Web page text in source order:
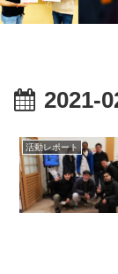
2021-
活動レポート